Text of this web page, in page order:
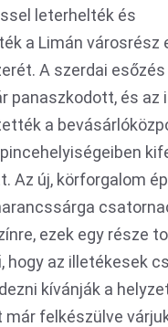
leterhelték és
a Limán városrész
A szerdai
panaszkodott, és az
a
Az új, körforgalom
ezek egy része
hogy az illetékesek
kívánják a
felkészülve